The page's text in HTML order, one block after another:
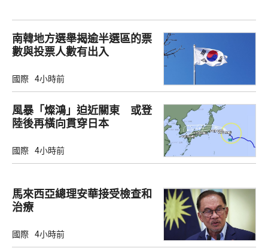
南韓地方選舉揭逾半選區的票
數與投票人數有出入
國際 4小時前
風暴「燦鴻」迫近關東 或登
陸後再橫向貫穿日本
國際 4小時前
馬來西亞總理安華接受檢查和
治療
國際 4小時前